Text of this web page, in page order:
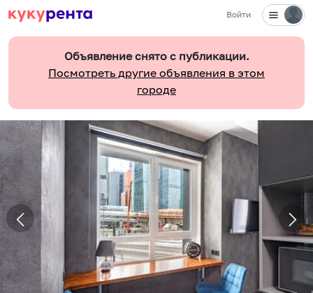
Войти
Объявление снято с публикации.
Посмотреть другие объявления в этом
городе